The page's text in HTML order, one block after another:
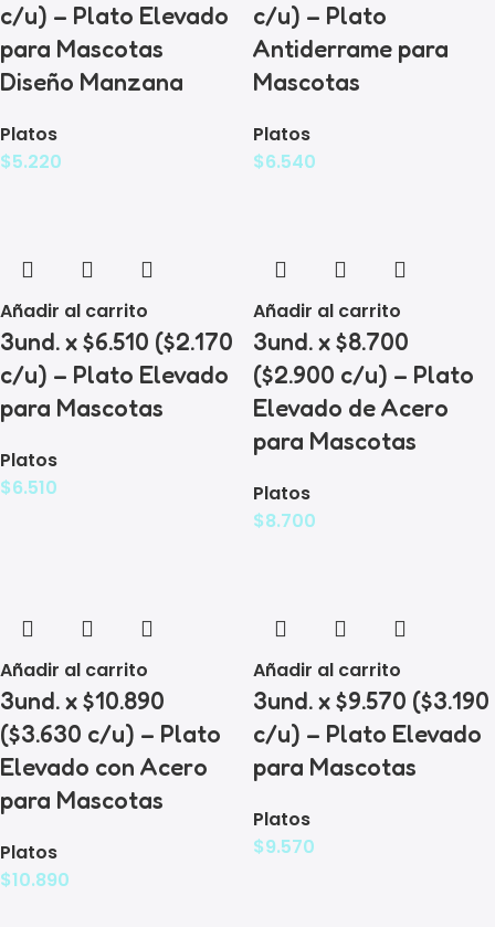
c/u) – Plato Elevado
para Mascotas
Diseño Manzana
Platos
$5.220
c/u) – Plato
Antiderrame para
Mascotas
Platos
$6.540
Añadir al carrito
3und. x $6.510 ($2.170
c/u) – Plato Elevado
para Mascotas
Platos
$6.510
Añadir al carrito
3und. x $8.700
($2.900 c/u) – Plato
Elevado de Acero
para Mascotas
Platos
$8.700
Añadir al carrito
3und. x $10.890
($3.630 c/u) – Plato
Elevado con Acero
para Mascotas
Platos
$10.890
Añadir al carrito
3und. x $9.570 ($3.190
c/u) – Plato Elevado
para Mascotas
Platos
$9.570